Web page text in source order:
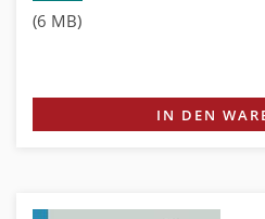
(6 MB)
IN DEN